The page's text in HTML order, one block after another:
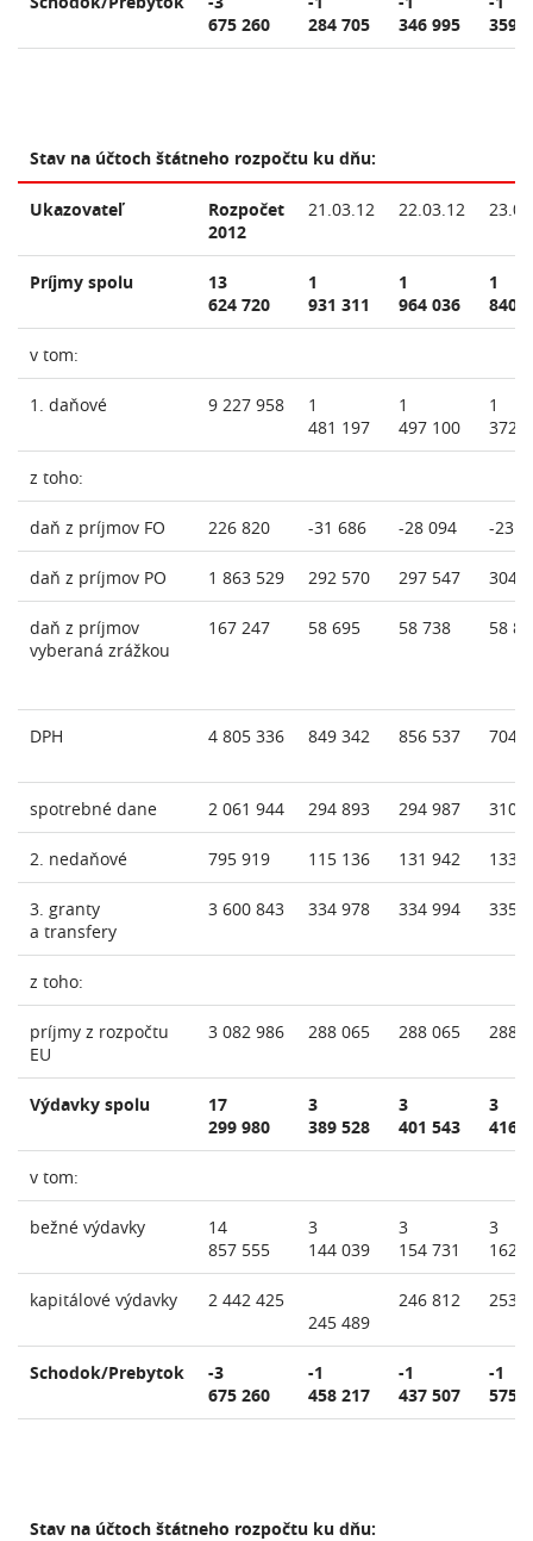
675 260
284 705
346 995
359
Stav na účtoch štátneho rozpočtu ku dňu:
Ukazovateľ
Rozpočet
2012
21.03.12 22.03.12
Príjmy spolu
13
624 720
1
931 311
1
964 036
1
840
v tom:
1. daňové 9 227 958
1
481 197
1
497 100
1
372
z toho:
daň z príjmov FO 226 820 -31 686 -28 094 -23
daň z príjmov PO 1 863 529 292 570 297 547 304
daň z príjmov
vyberaná zrážkou
167 247 58 695 58 738 58
DPH 4 805 336 849 342 856 537 704
spotrebné dane 2 061 944 294 893 294 987 310
2. nedaňové 795 919 115 136 131 942 133
3. granty
a transfery
3 600 843 334 978 334 994 335
z toho:
príjmy z rozpočtu
EU
3 082 986 288 065 288 065 288
Výdavky spolu
17
299 980
3
389 528
3
401 543
3
416
v tom:
bežné výdavky
14
857 555
3
144 039
3
154 731
3
162
kapitálové výdavky
2 442 425
245 489
246 812 253
Schodok/Prebytok
-3
675 260
-1
458 217
-1
437 507
-1
575
Stav na účtoch štátneho rozpočtu ku dňu: